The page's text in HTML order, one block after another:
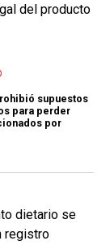
del producto
supuestos
para perder
por
dietario se
registro